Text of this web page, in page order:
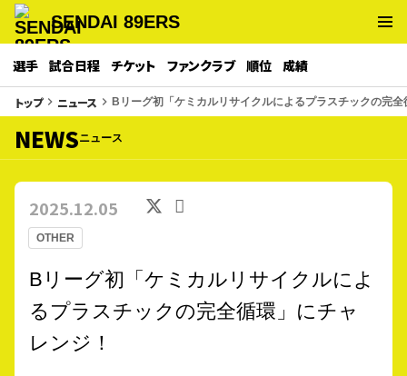
SENDAI 89ERS
選手 試合日程 チケット ファンクラブ 順位 成績
トップkeyboard_arrow_right ニュース keyboard_arrow_right Bリーグ初「ケミカルリサイクルによるプラスチックの完
NEWSニュース
OTHER
2025.12.05
Bリーグ初「ケミカルリサイクルによ
るプラスチックの完全循環」にチャ
レンジ！